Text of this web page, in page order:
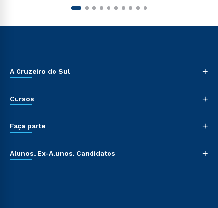
A Cruzeiro do Sul +
Cursos +
Faça parte +
Alunos, Ex-Alunos, Candidatos +